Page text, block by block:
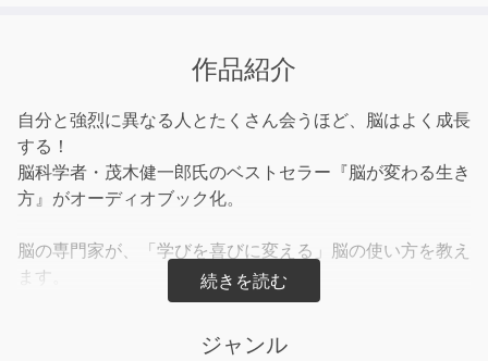
作品紹介
自分と強烈に異なる人とたくさん会うほど、脳はよく成長
する！
脳科学者・茂木健一郎氏のベストセラー『脳が変わる生き
方』がオーディオブック化。
脳の専門家が、「学びを喜びに変える」脳の使い方を教え
ます。
脳について、そして生きることについて、自分の生活を振
ジャンル